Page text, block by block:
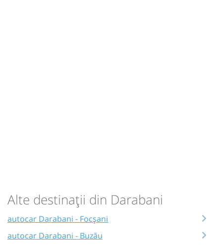
Alte destinații din Darabani
autocar Darabani - Focșani
autocar Darabani - Buzău